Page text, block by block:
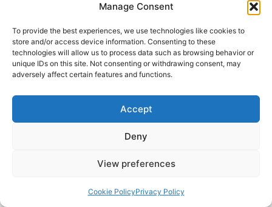
Manage Consent
To provide the best experiences, we use technologies like cookies to
store and/or access device information. Consenting to these
technologies will allow us to process data such as browsing behavior or
unique IDs on this site. Not consenting or withdrawing consent, may
adversely affect certain features and functions.
Accept
Deny
View preferences
Cookie PolicyPrivacy Policy
विजयादशमी, जिसे दशहरा भी कहा जाता है, बुराई पर अच्छाई की जीत का पर्व
है। यह पर्व रावण के पुतले के दहन के रूप में मनाया जाता है, जो प्रतीक है
रावण के अहंकार और बुराई का अंत करने का। लेकिन क्या रावण वास्तव में
© 2025 Krishna Guruji |Privacy Policy